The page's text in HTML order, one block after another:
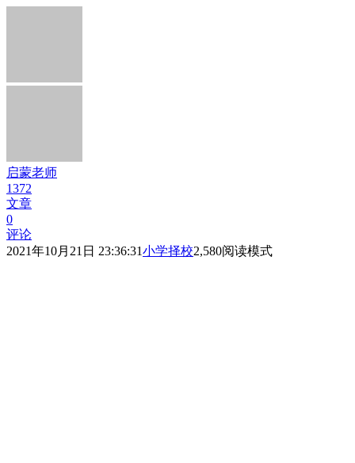
启蒙老师
1372
文章
0
评论
2021年10月21日 23:36:31小学择校2,580阅读模式